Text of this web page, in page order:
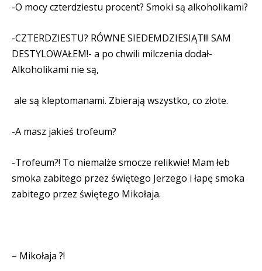
-O mocy czterdziestu procent? Smoki są alkoholikami?
-CZTERDZIESTU? RÓWNE SIEDEMDZIESIĄT!!! SAM
DESTYLOWAŁEM!- a po chwili milczenia dodał-
Alkoholikami nie są,
ale są kleptomanami. Zbierają wszystko, co złote.
-A masz jakieś trofeum?
-Trofeum?! To niemalże smocze relikwie! Mam łeb
smoka zabitego przez świętego Jerzego i łapę smoka
zabitego przez świętego Mikołaja.
– Mikołaja ?!